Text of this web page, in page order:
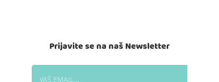
Prijavite se na naš Newsletter